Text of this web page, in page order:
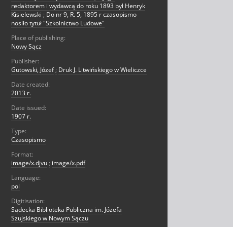
redaktorem i wydawcą do roku 1893 był Henryk
Kisielewski ; Do nr 9, R. 5, 1895 r czasopismo
nosiło tytuł "Szkolnictwo Ludowe"
Place of publishing:
Nowy Sącz
Publisher:
Gutowski, Józef ; Druk J. Litwińskiego w Wieliczce
Date created:
2013 r.
Date issued:
1907 r.
Type:
Czasopismo
Format:
image/x.djvu ; image/x.pdf
Language:
pol
Digitisation:
Sądecka Biblioteka Publiczna im. Józefa
Szujskiego w Nowym Sączu